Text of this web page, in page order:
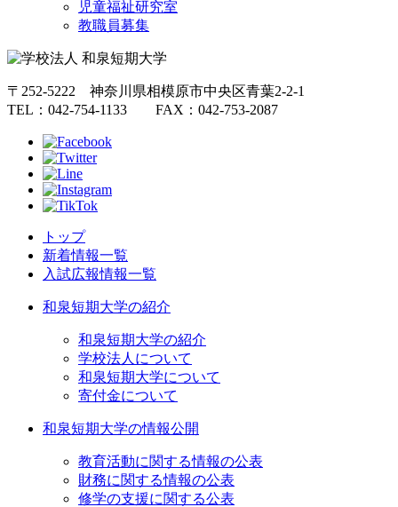
児童福祉研究室
教職員募集
〒252-5222 神奈川県相模原市中央区青葉2-2-1
TEL：042-754-1133 FAX：042-753-2087
トップ
新着情報一覧
入試広報情報一覧
和泉短期大学の紹介
和泉短期大学の紹介
学校法人について
和泉短期大学について
寄付金について
和泉短期大学の情報公開
教育活動に関する情報の公表
財務に関する情報の公表
修学の支援に関する公表